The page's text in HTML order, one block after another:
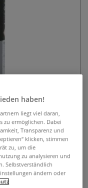
HC10
haben!
liegt viel daran,
zu ermöglichen. Dabei
Transparenz und
klicken, stimmen
zu, um die
zu analysieren und
Selbstverständlich
ändern oder